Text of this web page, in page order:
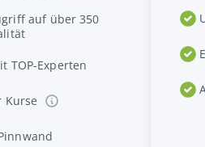
auf über 350
TOP-Experten
Kurse